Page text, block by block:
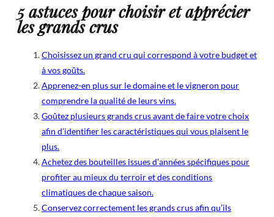
5 astuces pour choisir et apprécier
les grands crus
Choisissez un grand cru qui correspond à votre budget et
à vos goûts.
Apprenez-en plus sur le domaine et le vigneron pour
comprendre la qualité de leurs vins.
Goûtez plusieurs grands crus avant de faire votre choix
afin d’identifier les caractéristiques qui vous plaisent le
plus.
Achetez des bouteilles issues d’années spécifiques pour
profiter au mieux du terroir et des conditions
climatiques de chaque saison.
Conservez correctement les grands crus afin qu’ils